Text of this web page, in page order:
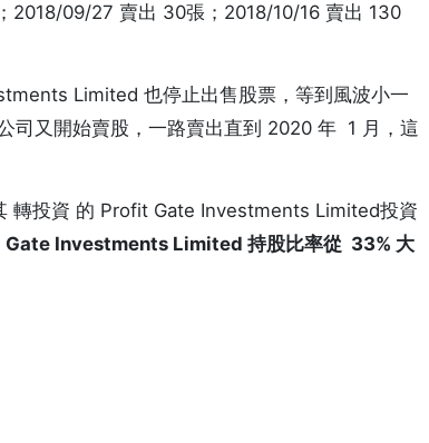
2018/09/27 賣出 30張；2018/10/16 賣出 130
Limited 也停止出售股票，等到風波小一
司又開始賣股，一路賣出直到 2020 年 1 月，這
轉投資 的 Profit Gate Investments Limited投資
Investments Limited 持股比率從 33% 大